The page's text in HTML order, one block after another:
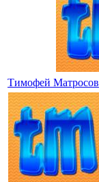
Тимофей Матросов